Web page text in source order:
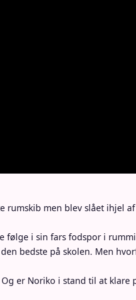
rumskib men blev slået ihjel
følge i sin fars fodspor i
bedste på skolen. Men
er Noriko i stand til at klare